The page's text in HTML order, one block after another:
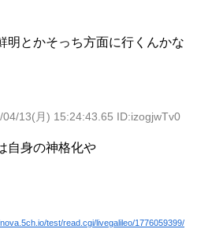
明とかそっち方面に行くんかな
04/13(月) 15:24:43.65 ID:izogjwTv0
自身の神格化や
test/read.cgi/livegalileo/1776059399/